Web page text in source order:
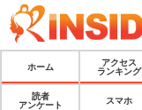
ホーム
アクセス
ランキング
読者
アンケート
スマホ